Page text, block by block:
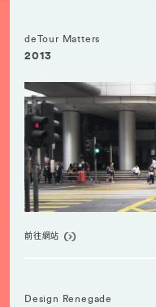
deTour Matters
2013
前往網站
Design Renegade